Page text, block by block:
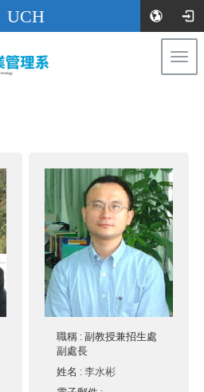
UCH
職稱 : 副教授兼招生處
副處長
姓名 :李水彬